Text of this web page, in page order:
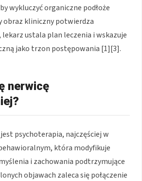
wykluczyć organiczne podłoże
obraz kliniczny potwierdza
ustala plan leczenia i wskazuje
jako trzon postępowania [1][3].
nerwicę
psychoterapia, najczęściej w
która modyfikuje
i zachowania podtrzymujące
objawach zaleca się połączenie